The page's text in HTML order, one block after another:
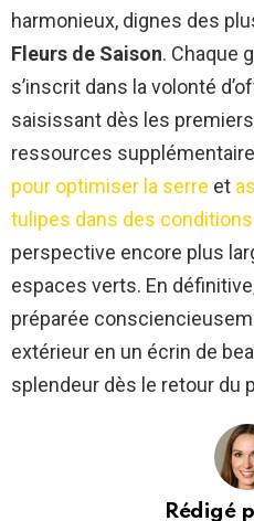
harmonieux, dignes des
Fleurs de Saison. Chaque
s’inscrit dans la volonté
saisissant dès les premiers
ressources
pour optimiser la serre et
tulipes dans des
perspective encore plus
espaces verts. En
préparée
extérieur en un écrin de
splendeur dès le retour du
Rédigé